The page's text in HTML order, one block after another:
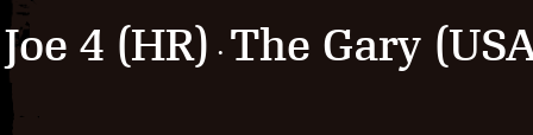
Joe 4 (HR) · The Gary